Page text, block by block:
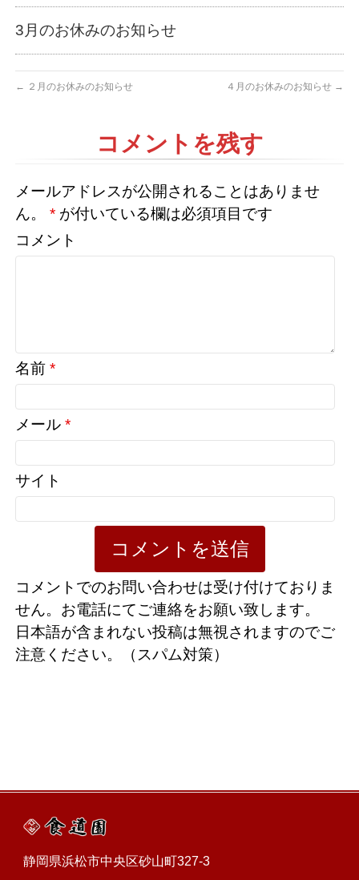
3月のお休みのお知らせ
← ２月のお休みのお知らせ ４月のお休みのお知らせ →
コメントを残す
メールアドレスが公開されることはありませ
ん。
* が付いている欄は必須項目です
コメント
名前*
メール*
サイト
コメントでのお問い合わせは受け付けておりま
せん。お電話にてご連絡をお願い致します。
日本語が含まれない投稿は無視されますのでご
注意ください。（スパム対策）
静岡県浜松市中央区砂山町327-3